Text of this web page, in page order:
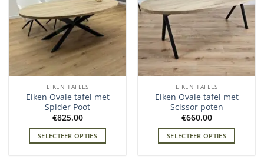
EIKEN TAFELS
Eiken Ovale tafel met
Spider Poot
€825.00
SELECTEER OPTIES
EIKEN TAFELS
Eiken Ovale tafel met
Scissor poten
€660.00
SELECTEER OPTIES